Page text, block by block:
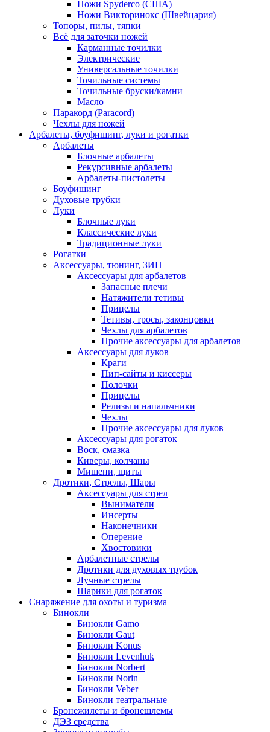
Ножи Spyderco (США)
Ножи Викторинокс (Швейцария)
Топоры, пилы, тяпки
Всё для заточки ножей
Карманные точилки
Электрические
Универсальные точилки
Точильные системы
Точильные бруски/камни
Масло
Паракорд (Paracord)
Чехлы для ножей
Арбалеты, боуфишинг, луки и рогатки
Арбалеты
Блочные арбалеты
Рекурсивные арбалеты
Арбалеты-пистолеты
Боуфишинг
Духовые трубки
Луки
Блочные луки
Классические луки
Традиционные луки
Рогатки
Аксессуары, тюнинг, ЗИП
Аксессуары для арбалетов
Запасные плечи
Натяжители тетивы
Прицелы
Тетивы, тросы, законцовки
Чехлы для арбалетов
Прочие аксессуары для арбалетов
Аксессуары для луков
Краги
Пип-сайты и киссеры
Полочки
Прицелы
Релизы и напальчники
Чехлы
Прочие аксессуары для луков
Аксессуары для рогаток
Воск, смазка
Киверы, колчаны
Мишени, щиты
Дротики, Стрелы, Шары
Аксессуары для стрел
Выниматели
Инсерты
Наконечники
Оперение
Хвостовики
Арбалетные стрелы
Дротики для духовых трубок
Лучные стрелы
Шарики для рогаток
Снаряжение для охоты и туризма
Бинокли
Бинокли Gamo
Бинокли Gaut
Бинокли Konus
Бинокли Levenhuk
Бинокли Norbert
Бинокли Norin
Бинокли Veber
Бинокли театральные
Бронежилеты и бронешлемы
ДЭЗ средства